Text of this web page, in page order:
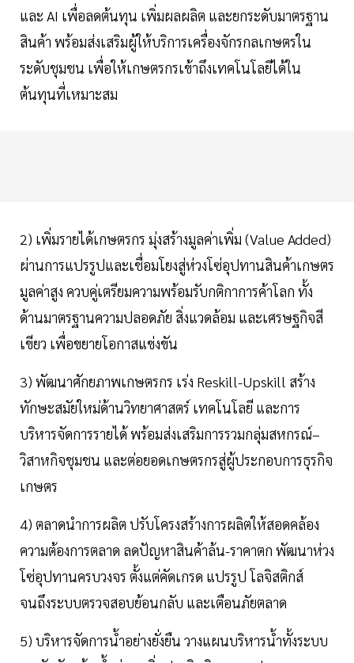
และ AI เพื่อลดต้นทุน เพิ่มผลผลิต และยกระดับมาตรฐาน
สินค้า พร้อมส่งเสริมผู้ให้บริการเครื่องจักรกลเกษตรใน
ระดับชุมชน เพื่อให้เกษตรกรเข้าถึงเทคโนโลยีได้ใน
ต้นทุนที่เหมาะสม
2) เพิ่มรายได้เกษตรกร มุ่งสร้างมูลค่าเพิ่ม (Value Added)
ผ่านการแปรรูปและเชื่อมโยงสู่ห่วงโซ่อุปทานสินค้าเกษตร
มูลค่าสูง ควบคู่เตรียมความพร้อมรับกติกาการค้าโลก ทั้ง
ด้านมาตรฐานความปลอดภัย สิ่งแวดล้อม และเศรษฐกิจสี
เขียว เพื่อขยายโอกาสแข่งขัน
3) พัฒนาศักยภาพเกษตรกร เร่ง Reskill-Upskill สร้าง
ทักษะสมัยใหม่ด้านวิทยาศาสตร์ เทคโนโลยี และการ
บริหารจัดการรายได้ พร้อมส่งเสริมการรวมกลุ่มสหกรณ์–
วิสาหกิจชุมชน และต่อยอดเกษตรกรสู่ผู้ประกอบการธุรกิจ
เกษตร
4) ตลาดนำการผลิต ปรับโครงสร้างการผลิตให้สอดคล้อง
ความต้องการตลาด ลดปัญหาสินค้าล้น-ราคาตก พัฒนาห่วง
โซ่อุปทานครบวงจร ตั้งแต่คัดเกรด แปรรูป โลจิสติกส์
จนถึงระบบตรวจสอบย้อนกลับ และเตือนภัยตลาด
5) บริหารจัดการน้ำอย่างยั่งยืน วางแผนบริหารน้ำทั้งระบบ